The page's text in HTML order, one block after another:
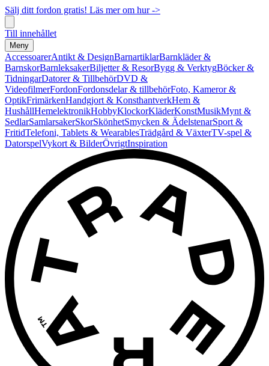
Sälj ditt fordon gratis! Läs mer om hur ->
Till innehållet
Meny
AccessoarerAntikt & DesignBarnartiklarBarnkläder &
BarnskorBarnleksakerBiljetter & ResorBygg & VerktygBöcker &
TidningarDatorer & TillbehörDVD &
VideofilmerFordonFordonsdelar & tillbehörFoto, Kameror &
OptikFrimärkenHandgjort & KonsthantverkHem &
HushållHemelektronikHobbyKlockorKläderKonstMusikMynt &
SedlarSamlarsakerSkorSkönhetSmycken & ÄdelstenarSport &
FritidTelefoni, Tablets & WearablesTrädgård & VäxterTV-spel &
DatorspelVykort & BilderÖvrigtInspiration